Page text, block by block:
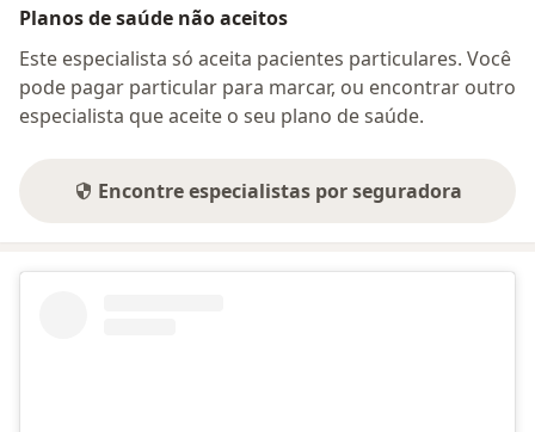
Planos de saúde não aceitos
Este especialista só aceita pacientes particulares. Você
pode pagar particular para marcar, ou encontrar outro
especialista que aceite o seu plano de saúde.
Encontre especialistas por seguradora